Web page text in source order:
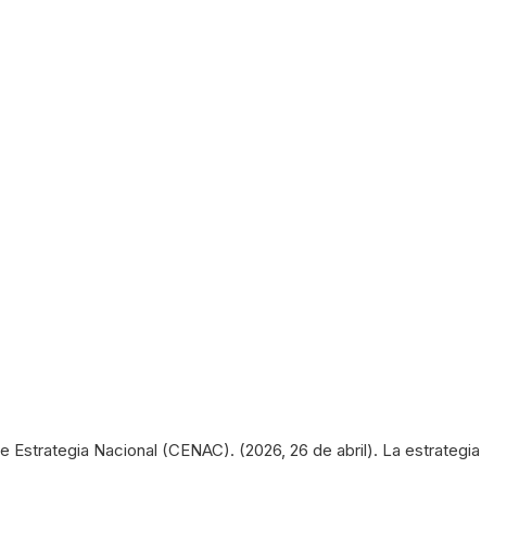
Nacional (CENAC). (2026, 26 de abril). La estrategia